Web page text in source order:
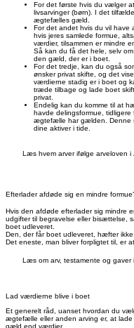
For det første hvis du vælger
livsarvinger (børn). I det
ægtefælles gæld.
For det andet hvis du vil
hvis jeres samlede formue,
værdier, tilsammen er mindre
Så kan du få det hele, selv
den gæld, der er i boet.
For det tredje, kan du også
ønsker privat skifte, og det
værdierne stadig er i boet og
træde tilbage og lade boet
privat.
Endelig kan du komme til at
havde delingsformue,
ægtefælle har gælden. Denne
dine aktiver i tide.
Læs hvem arver ifølge arveloven
Efterlader afdøde sig en mindre
Hvis den afdøde efterlader sig mindre
udgifter til begravelse eller bisættelse,
boet udleveret.
Den, der får boet udleveret, hæfter
Det eneste, man bliver forpligtet til, er
Læs om arv, testamente og
Lad værdierne blive i boet
Et generelt råd, uanset hvordan du
ægtefælle eller anden arving er, at
gæld end værdier.